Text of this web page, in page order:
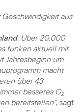
aus
. Über 20.000
funken aktuell mit
Jahresbeginn um
macht
über 43
besseres O2
bereitstellen“, sagt